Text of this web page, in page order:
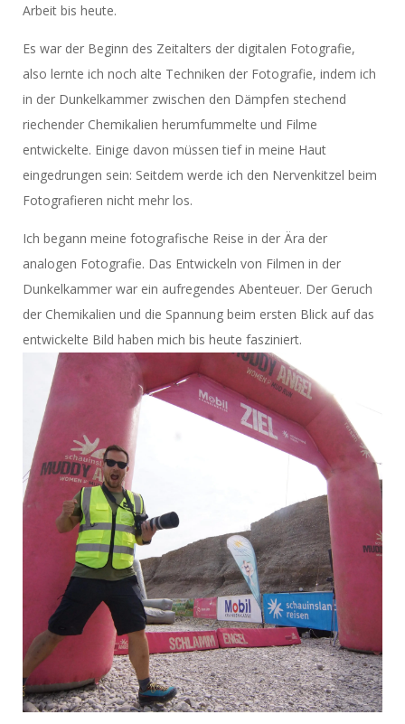
Arbeit bis heute.
Es war der Beginn des Zeitalters der digitalen Fotografie,
also lernte ich noch alte Techniken der Fotografie, indem ich
in der Dunkelkammer zwischen den Dämpfen stechend
riechender Chemikalien herumfummelte und Filme
entwickelte. Einige davon müssen tief in meine Haut
eingedrungen sein: Seitdem werde ich den Nervenkitzel beim
Fotografieren nicht mehr los.
Ich begann meine fotografische Reise in der Ära der
analogen Fotografie. Das Entwickeln von Filmen in der
Dunkelkammer war ein aufregendes Abenteuer. Der Geruch
der Chemikalien und die Spannung beim ersten Blick auf das
entwickelte Bild haben mich bis heute fasziniert.